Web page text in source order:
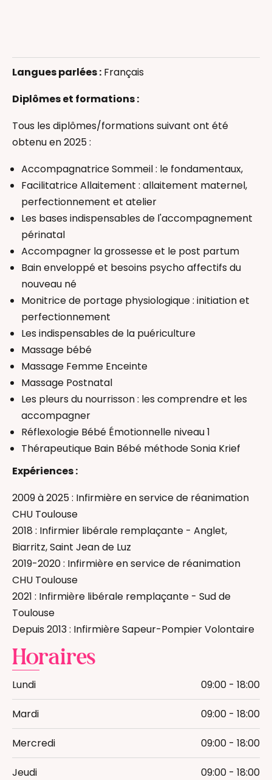
Allaitement
Bain Enveloppé
Massage bébé
Massage Postnatal
Pleurs de bébé
Portage physiologique
Réflexologie bébé
Thérapeutique Bain Bébé
Infirmière
Langues parlées : Français
Diplômes et formations :
Tous les diplômes/formations suivant ont été
obtenu en 2025 :
Accompagnatrice Sommeil : le fondamentaux,
Facilitatrice Allaitement : allaitement maternel,
perfectionnement et atelier
Les bases indispensables de l'accompagnement
périnatal
Accompagner la grossesse et le post partum
Bain enveloppé et besoins psycho affectifs du
nouveau né
Monitrice de portage physiologique : initiation et
perfectionnement
Les indispensables de la puériculture
Massage bébé
Massage Femme Enceinte
Massage Postnatal
Les pleurs du nourrisson : les comprendre et les
accompagner
Réflexologie Bébé Émotionnelle niveau 1
Thérapeutique Bain Bébé méthode Sonia Krief
Expériences :
2009 à 2025 : Infirmière en service de réanimation
CHU Toulouse
2018 : Infirmier libérale remplaçante - Anglet,
Biarritz, Saint Jean de Luz
2019-2020 : Infirmière en service de réanimation
CHU Toulouse
2021 : Infirmière libérale remplaçante - Sud de
Toulouse
Depuis 2013 : Infirmière Sapeur-Pompier Volontaire
Horaires
Lundi 09:00 - 18:00
Mardi 09:00 - 18:00
Mercredi 09:00 - 18:00
Jeudi 09:00 - 18:00